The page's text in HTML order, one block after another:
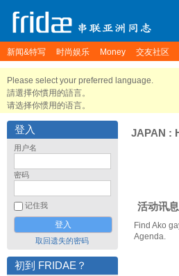
新闻&特写 时尚娱乐 Money 交友社区
Please select your preferred language.
請選擇你慣用的語言。
请选择你惯用的语言。
登入
用户名
密码
记住我
取回遗失的密码
初到 FRIDAE？
JAPAN :
活动讯息
Find Ako
Agenda.